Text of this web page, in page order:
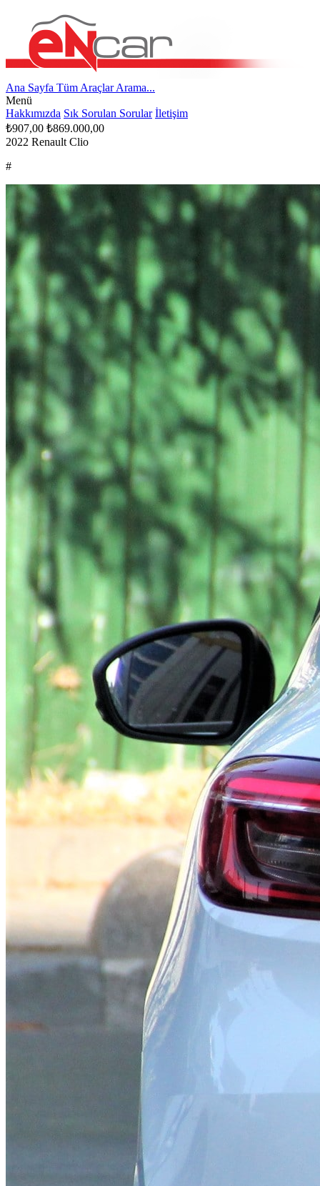
Ana Sayfa Tüm AraçlarArama...
Menü
Hakkımızda Sık Sorulan Sorular İletişim
₺907,00 ₺869.000,00
2022 Renault Clio
#